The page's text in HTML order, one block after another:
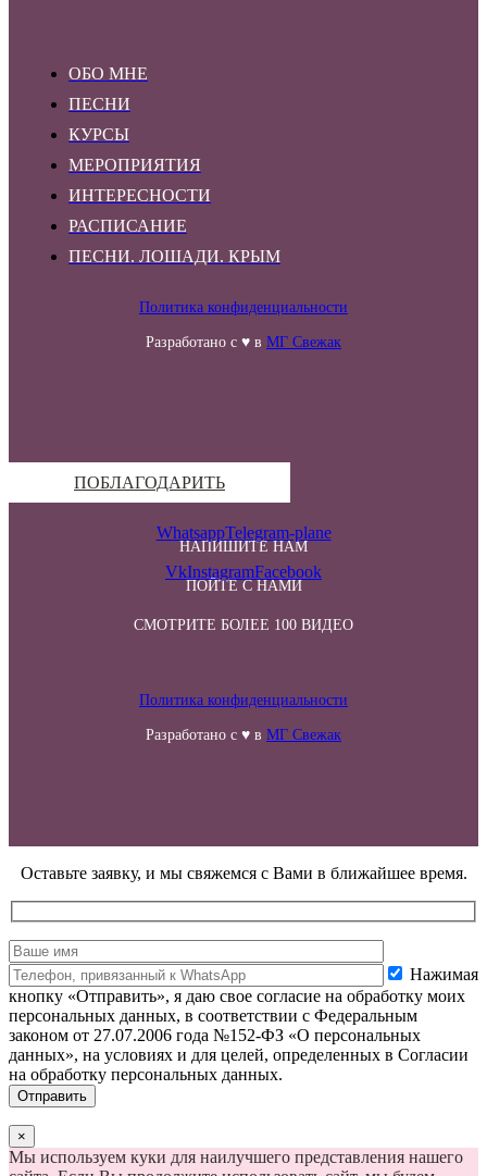
ОБО МНЕ
ПЕСНИ
КУРСЫ
МЕРОПРИЯТИЯ
ИНТЕРЕСНОСТИ
РАСПИСАНИЕ
ПЕСНИ. ЛОШАДИ. КРЫМ
Политика конфиденциальности
Разработано с ♥ в МГ Свежак
ПОБЛАГОДАРИТЬ
НАПИШИТЕ НАМ
WhatsappTelegram-plane
ПОЙТЕ С НАМИ
VkInstagramFacebook
СМОТРИТЕ БОЛЕЕ 100 ВИДЕО
Политика конфиденциальности
Разработано с ♥ в МГ Свежак
Оставьте заявку, и мы свяжемся с Вами в ближайшее время.
Нажимая
кнопку «Отправить», я даю свое согласие на обработку моих
персональных данных, в соответствии с Федеральным
законом от 27.07.2006 года №152-ФЗ «О персональных
данных», на условиях и для целей, определенных в Согласии
на обработку персональных данных.
×
Мы используем куки для наилучшего представления нашего